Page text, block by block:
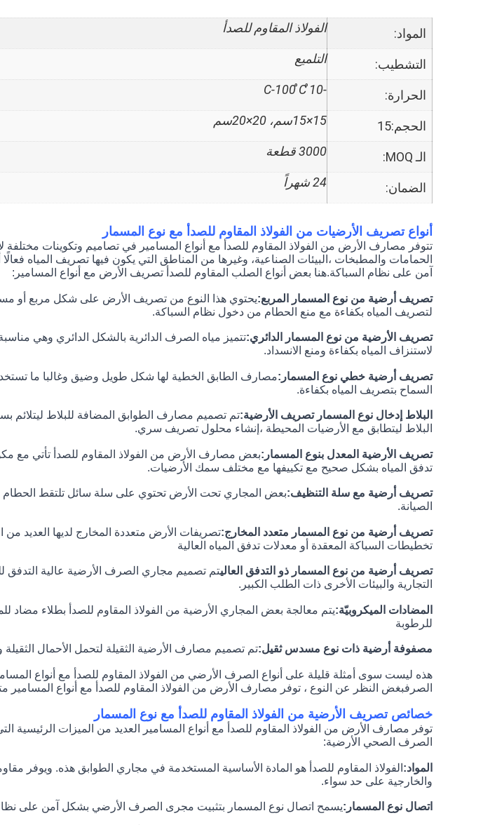
المواد: الفولاذ المقاوم للصدأ
التشطيب: التلميع
الحرارة: -10 ̊C-100 ̊C
الحجم:15 15×15سم، 20×20سم
الـ MOQ: 3000 قطعة
الضمان: 24 شهراً
أنواع تصريف الأرضيات من الفولاذ المقاوم للصدأ مع نوع المسمار
تتوفر مصارف الأرض من الفولاذ المقاوم للصدأ مع أنواع المسامير في تصاميم وتكوينات
الحمامات والمطبخات ،البيئات الصناعية، وغيرها من المناطق التي يكون فيها تصريف المياه
آمن على نظام السباكة.هنا بعض أنواع الصلب المقاوم للصدأ تصريف الأرض مع أنواع المسامير:
تصريف أرضية من نوع المسمار المربع:يحتوي هذا النوع من تصريف الأرض على شكل مربع أو
لتصريف المياه بكفاءة مع منع الحطام من دخول نظام السباكة.
تصريف الأرضية من نوع المسمار الدائري:تتميز مياه الصرف الدائرية بالشكل الدائري وهي
لاستنزاف المياه بكفاءة ومنع الانسداد.
تصريف أرضية خطي نوع المسمار:مصارف الطابق الخطية لها شكل طويل وضيق وغالبا ما
السماح بتصريف المياه بكفاءة.
البلاط إدخال نوع المسمار تصريف الأرضية:تم تصميم مصارف الطوابق المضافة للبلاط ليتلائم
البلاط ليتطابق مع الأرضيات المحيطة ،إنشاء محلول تصريف سري.
تصريف الأرضية المعدل بنوع المسمار:بعض مصارف الأرض من الفولاذ المقاوم للصدأ تأتي مع
تدفق المياه بشكل صحيح مع تكييفها مع مختلف سمك الأرضيات.
تصريف أرضية مع سلة التنظيف:بعض المجاري تحت الأرض تحتوي على سلة سائل تلتقط الحطام
الصيانة.
تصريف أرضية من نوع المسمار متعدد المخارج:تصريفات الأرض متعددة المخارج لديها العديد
تخطيطات السباكة المعقدة أو معدلات تدفق المياه العالية
تصريف أرضية من نوع المسمار ذو التدفق العاليتم تصميم مجاري الصرف الأرضية عالية التدفق
التجارية والبيئات الأخرى ذات الطلب الكبير.
المضادات الميكروبيّة:يتم معالجة بعض المجاري الأرضية من الفولاذ المقاوم للصدأ بطلاء مضاد
للرطوبة
مصفوفة أرضية ذات نوع مسدس ثقيل:تم تصميم مصارف الأرضية الثقيلة لتحمل الأحمال
هذه ليست سوى أمثلة قليلة على أنواع الصرف الأرضي من الفولاذ المقاوم للصدأ مع أنواع
الصرفبغض النظر عن النوع ، توفر مصارف الأرض من الفولاذ المقاوم للصدأ مع أنواع المسامير
خصائص تصريف الأرضية من الفولاذ المقاوم للصدأ مع نوع المسمار
توفر مصارف الأرض من الفولاذ المقاوم للصدأ مع أنواع المسامير العديد من الميزات الرئيسية
الصرف الصحي الأرضية:
المواد: الفولاذ المقاوم للصدأ هو المادة الأساسية المستخدمة في مجاري الطوابق هذه. ويوفر
والخارجية على حد سواء.
اتصال نوع المسمار:يسمح اتصال نوع المسمار بتثبيت مجرى الصرف الأرضي بشكل آمن على نظام